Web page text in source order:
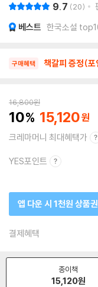
9.7 20
베스트 한국소설
구매혜택 책갈피 증정(포
16,800원
10 15,120
크레마머니 최대혜택가
YES포인트
앱 다운 시 1천원 상품권
결제혜택
종이책
15,120원